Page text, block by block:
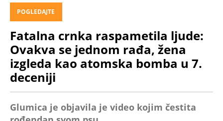
POGLEDAJTE
Fatalna crnka raspametila ljude:
Ovakva se jednom rađa, žena
izgleda kao atomska bomba u 7.
deceniji
Glumica je objavila je video kojim čestita